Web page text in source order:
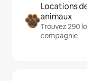
Locations
animaux
Trouvez 290
compagnie